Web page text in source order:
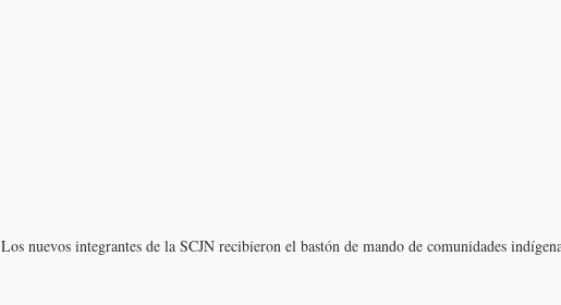
Los nuevos integrantes de la SCJN recibieron el bastón de mando de comunidades